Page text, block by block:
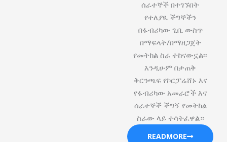
ሰራተኞች በተገኙበት
የተለያዪ ችግኞችን
በፋብሪካው ጊቢ ውስጥ
በማፍላት/በማዘጋጀት
የመትከል ስራ ተከናውኗል፡፡
እንዲሁም በታጠቅ
ቅርንጫፍ የኮርፓሬሸ‍ኑ እና
የፋብሪካው አመራሮች እና
ሰራተኞች ችግኝ የመትከል
ስራው ላይ ተሳትፈዋል።
READMORE